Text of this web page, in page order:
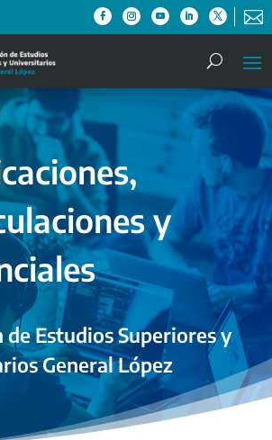

y
de Estudios Superiores y
General López